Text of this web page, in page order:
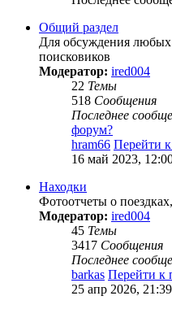
Общий раздел
Для обсуждения любых
поисковиков
Модератор: ired004
22 Темы
518 Сообщения
Последнее
форум?
hram66 Перейти
16 май 2023,
Находки
Фотоотчеты о
Модератор: ired004
45 Темы
3417 Сообщения
Последнее
barkas Перейти к
25 апр 2026, 21:39